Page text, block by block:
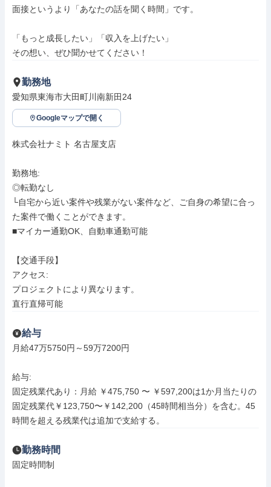
面接というより「あなたの話を聞く時間」です。
「もっと成長したい」「収入を上げたい」
その想い、ぜひ聞かせてください！
勤務地
愛知県東海市大田町川南新田24
Googleマップで開く
株式会社ナミト 名古屋支店
勤務地:
◎転勤なし
└自宅から近い案件や残業がない案件など、ご自身の希望に合っ
た案件で働くことができます。
■マイカー通勤OK、自動車通勤可能
【交通手段】
アクセス:
プロジェクトにより異なります。
直行直帰可能
給与
月給47万5750円～59万7200円
給与:
固定残業代あり：月給 ￥475,750 〜 ￥597,200は1か月当たりの
固定残業代￥123,750〜￥142,200（45時間相当分）を含む。45
時間を超える残業代は追加で支給する。
勤務時間
固定時間制